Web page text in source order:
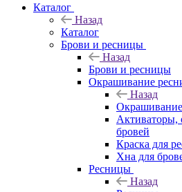
Каталог
Назад
Каталог
Брови и ресницы
Назад
Брови и ресницы
Окрашивание
Назад
Активаторы,
бровей
Краска для
Хна для
Ресницы
Назад